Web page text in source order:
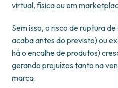
virtual, física ou em
Sem isso, o risco de ruptura
acaba antes do previsto) ou
há o encalhe de produtos)
gerando prejuízos tanto na
marca.